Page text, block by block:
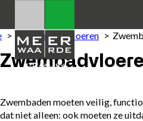
Diensten Vloeren
Zwembaden moeten veilig,
dat niet alleen: ook moeten ze